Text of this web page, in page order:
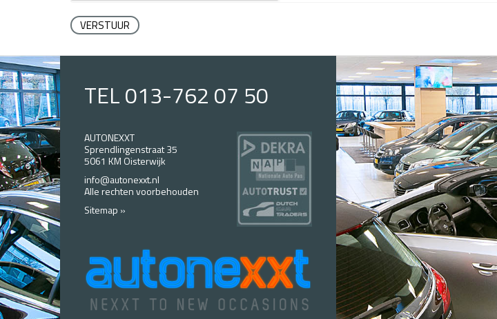
VERSTUUR
TEL 013-762 07 50
AUTONEXXT
Sprendlingenstraat 35
5061 KM Oisterwijk
info@autonexxt.nl
Alle rechten voorbehouden
Sitemap »